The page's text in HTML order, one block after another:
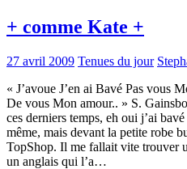
+ comme Kate +
27 avril 2009 Tenues du jour
« J’avoue J’en ai Bavé Pas vous
De vous Mon amour.. » S.
ces derniers temps, eh oui j’ai
même, mais devant la petite robe
TopShop. Il me fallait vite trouver
un anglais qui l’a…